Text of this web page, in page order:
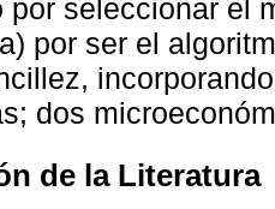
por seleccionar el
por ser el
dos
de la Literatura